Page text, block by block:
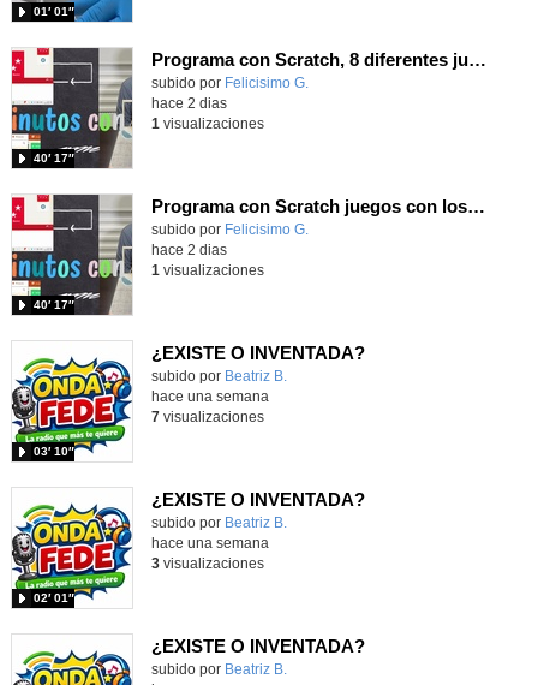
01′ 01″
Programa con Scratch, 8 diferentes juegos para vivir la emoción de los partidos de España en el mundial 2026
Contenido educativo.
subido por Felicisimo G.
40′ 17″
hace 2 dias
1 visualizaciones
Programa con Scratch juegos con los partidos del mundial 2026 ganados por España
Contenido educativo.
subido por Felicisimo G.
40′ 17″
hace 2 dias
1 visualizaciones
¿EXISTE O INVENTADA?
Contenido educativo.
subido por Beatriz B.
03′ 10″
hace una semana
7visualizaciones
¿EXISTE O INVENTADA?
Contenido educativo.
subido por Beatriz B.
02′ 01″
hace una semana
3visualizaciones
¿EXISTE O INVENTADA?
Contenido educativo.
subido por Beatriz B.